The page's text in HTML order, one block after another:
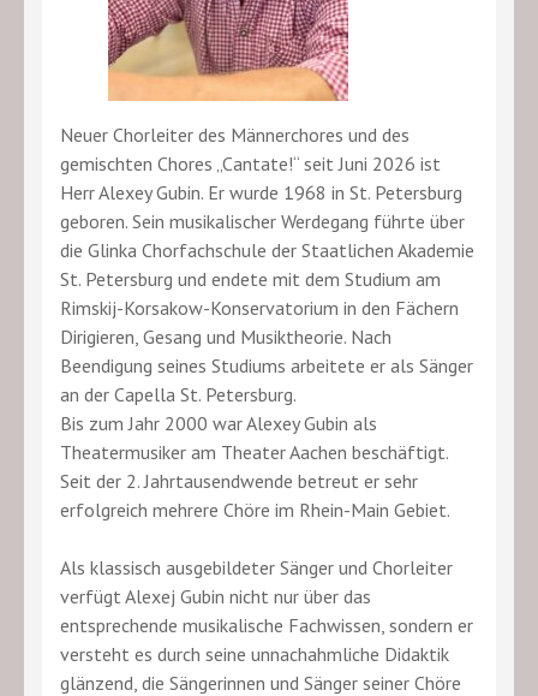
Neuer Chorleiter des Männerchores und des
gemischten Chores „Cantate!“ seit Juni 2026 ist
Herr Alexey Gubin. Er wurde 1968 in St. Petersburg
geboren. Sein musikalischer Werdegang führte über
die Glinka Chorfachschule der Staatlichen Akademie
St. Petersburg und endete mit dem Studium am
Rimskij-Korsakow-Konservatorium in den Fächern
Dirigieren, Gesang und Musiktheorie. Nach
Beendigung seines Studiums arbeitete er als Sänger
an der Capella St. Petersburg.
Bis zum Jahr 2000 war Alexey Gubin als
Theatermusiker am Theater Aachen beschäftigt.
Seit der 2. Jahrtausendwende betreut er sehr
erfolgreich mehrere Chöre im Rhein-Main Gebiet.
Als klassisch ausgebildeter Sänger und Chorleiter
verfügt Alexej Gubin nicht nur über das
entsprechende musikalische Fachwissen, sondern er
versteht es durch seine unnachahmliche Didaktik
glänzend, die Sängerinnen und Sänger seiner Chöre